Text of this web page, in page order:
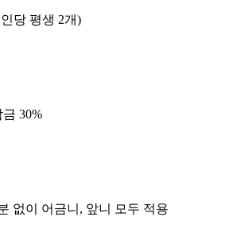
당 평생 2개)
30%
없이 어금니, 앞니 모두 적용